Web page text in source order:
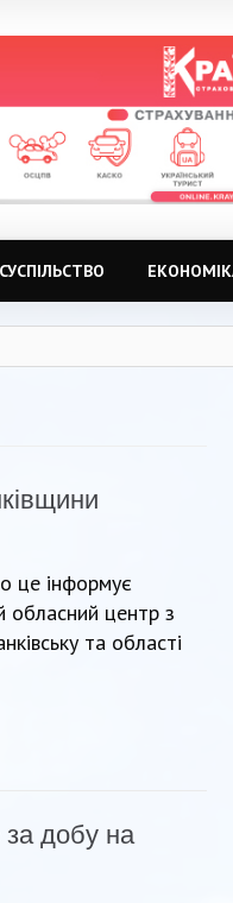
СУСПІЛЬСТВО
це інформує
обласний центр з
та області
добу на